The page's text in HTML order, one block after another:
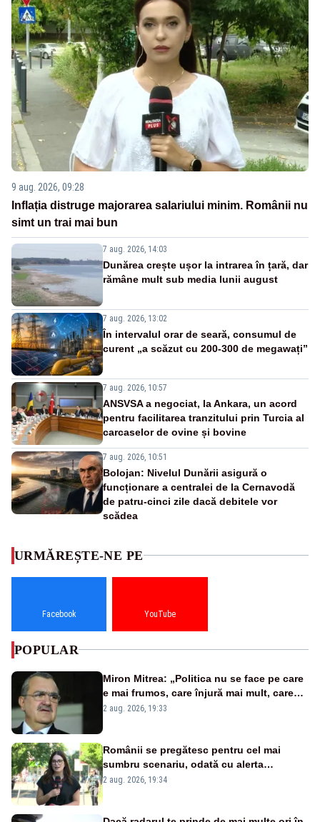
9 aug. 2026, 09:28
Inflația distruge majorarea salariului minim. Românii nu
simt un trai mai bun
7 aug. 2026, 14:03
Dunărea crește ușor la intrarea în țară, dar
rămâne mult sub media lunii august
7 aug. 2026, 13:02
În intervalul orar de seară, consumul de
curent „a scăzut cu 200-300 de megawați”
7 aug. 2026, 10:57
ANSVSA a negociat, la Ankara, un acord
pentru facilitarea tranzitului prin Turcia al
carcaselor de ovine și bovine
7 aug. 2026, 10:51
Bolojan: Nivelul Dunării asigură o
funcționare a centralei de la Cernavodă
de patru-cinci zile dacă debitele vor
scădea
URMĂREȘTE-NE PE
Facebook YouTube
POPULAR
Miron Mitrea: „Politica nu se face pe care
e mai frumos, care înjură mai mult, care
țipă mai tare, ci pe proiecte”
2 aug. 2026, 19:33
Românii se pregătesc pentru cel mai
sumbru scenariu, odată cu alerta
energetică
2 aug. 2026, 19:34